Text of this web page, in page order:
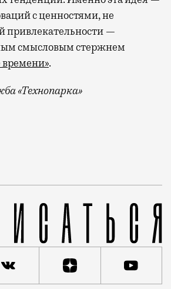
с ценностями, не
привлекательности —
смысловым стержнем
времени».
«Технопарка»
техники редко выходят за